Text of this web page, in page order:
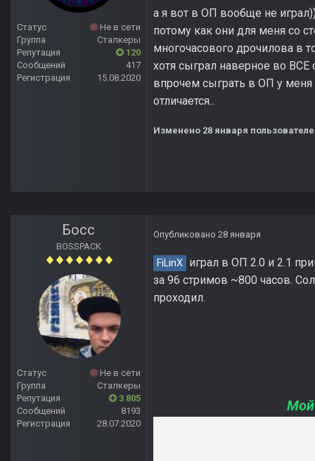
Статус
Не в сети
Группа
Сталкеры
Репутация
120
Сообщений
417
Регистрация
15.08.2020
а я вот в ОП вообще не
потому как они для меня со
многочасового дрочилова в
хотя сыграл наверное во ВСЕ
впрочем сыграть в ОП у меня
отличается..
Изменено 28 января
Босс
BOSSPACK
Статус
Не в сети
Группа
Сталкеры
Репутация
3 805
Сообщений
8193
Регистрация
28.07.2020
Опубликовано 28 января
FiLinX играл в ОП 2.0 и 2.1
за 96 стримов ~800 часов.
проходил.